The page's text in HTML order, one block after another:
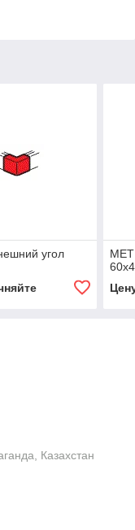
угол
Казахстан